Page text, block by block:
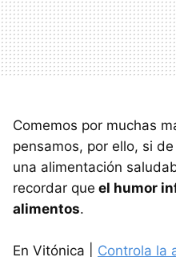
Comemos por muchas
pensamos, por ello, si
una alimentación
recordar que el humor
alimentos.
En Vitónica | Controla la